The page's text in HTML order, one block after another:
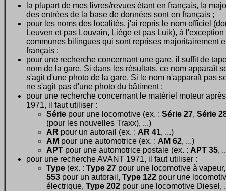
la plupart de mes livres/revues étant en français, la
des entrées de la base de données sont en français ;
pour les noms des localités, j'ai repris le nom officiel
Leuven et pas Louvain, Liège et pas Luik), à l'exception
communes bilingues qui sont reprises majoritairement
français ;
pour une recherche concernant une gare, il suffit de
nom de la gare. Si dans les résultats, ce nom apparaît
s'agit d'une photo de la gare. Si le nom n'apparaît pas
ne s'agit pas d'une photo du bâtiment ;
pour une recherche concernant le matériel moteur après
1971, il faut utiliser :
Série pour une locomotive (ex. : Série 27, Série
(pour les nouvelles Traxx), ...)
AR pour un autorail (ex. : AR 41, ...)
AM pour une automotrice (ex. : AM 62, ...)
APT pour une automotrice postale (ex. : APT 35,
pour une recherche AVANT 1971, il faut utiliser :
Type (ex. : Type 27 pour une locomotive à
553 pour un autorail, Type 122 pour une
électrique, Type 202 pour une locomotive Diesel,